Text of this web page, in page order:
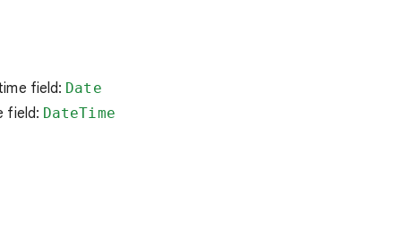
field: Date
field: DateTime